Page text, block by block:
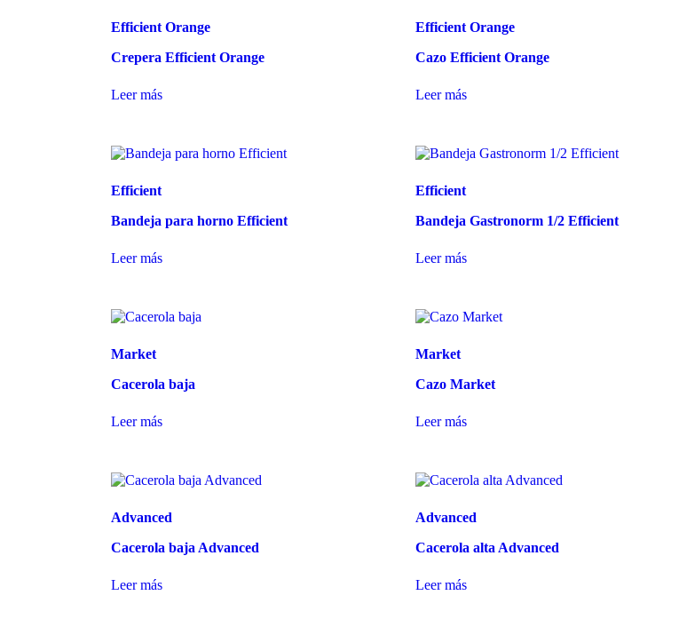
Efficient Orange
Crepera Efficient Orange
Leer más
Efficient Orange
Cazo Efficient Orange
Leer más
Efficient
Bandeja para horno Efficient
Leer más
Efficient
Bandeja Gastronorm 1/2 Efficient
Leer más
Market
Cacerola baja
Leer más
Market
Cazo Market
Leer más
Advanced
Cacerola baja Advanced
Leer más
Advanced
Cacerola alta Advanced
Leer más